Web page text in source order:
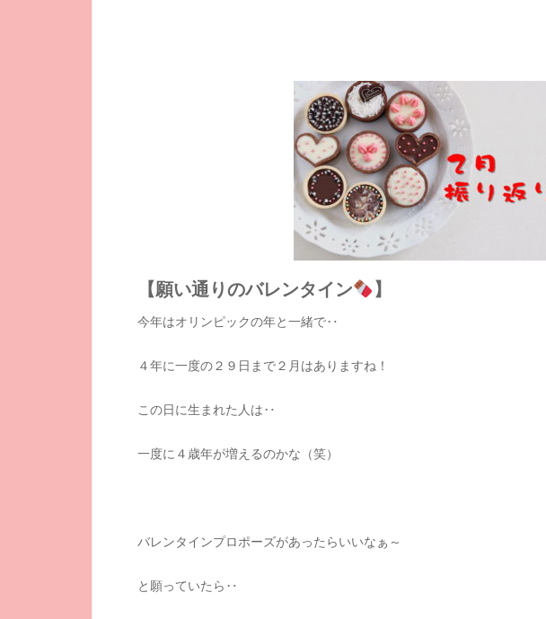
【願い通りのバレンタイン 】
今年はオリンピックの年と一緒で‥
４年に一度の２９日まで２月はありますね！
この日に生まれた人は‥
一度に４歳年が増えるのかな（笑）
バレンタインプロポーズがあったらいいなぁ～
と願っていたら‥